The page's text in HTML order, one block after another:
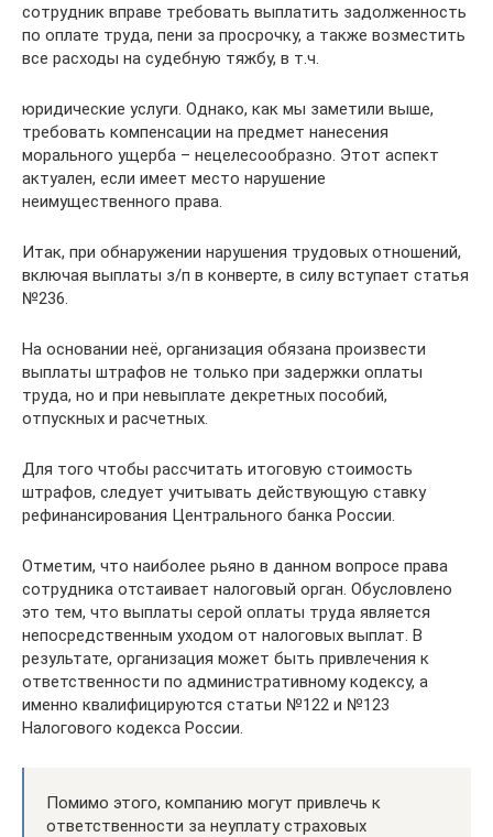
сотрудник вправе требовать выплатить задолженность
по оплате труда, пени за просрочку, а также возместить
все расходы на судебную тяжбу, в т.ч.
юридические услуги. Однако, как мы заметили выше,
требовать компенсации на предмет нанесения
морального ущерба – нецелесообразно. Этот аспект
актуален, если имеет место нарушение
неимущественного права.
Итак, при обнаружении нарушения трудовых отношений,
включая выплаты з/п в конверте, в силу вступает статья
№236.
На основании неё, организация обязана произвести
выплаты штрафов не только при задержки оплаты
труда, но и при невыплате декретных пособий,
отпускных и расчетных.
Для того чтобы рассчитать итоговую стоимость
штрафов, следует учитывать действующую ставку
рефинансирования Центрального банка России.
Отметим, что наиболее рьяно в данном вопросе права
сотрудника отстаивает налоговый орган. Обусловлено
это тем, что выплаты серой оплаты труда является
непосредственным уходом от налоговых выплат. В
результате, организация может быть привлечения к
ответственности по административному кодексу, а
именно квалифицируются статьи №122 и №123
Налогового кодекса России.
Помимо этого, компанию могут привлечь к
ответственности за неуплату страховых